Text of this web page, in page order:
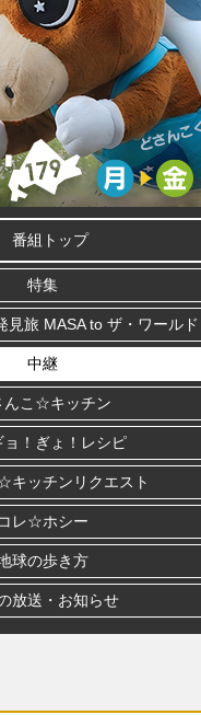
番組トップ
特集
見旅 MASA to ザ・ワールド
中継
んこ☆キッチン
ョ！ぎょ！レシピ
キッチンリクエスト
コレ☆ホシー
球の歩き方
放送・お知らせ